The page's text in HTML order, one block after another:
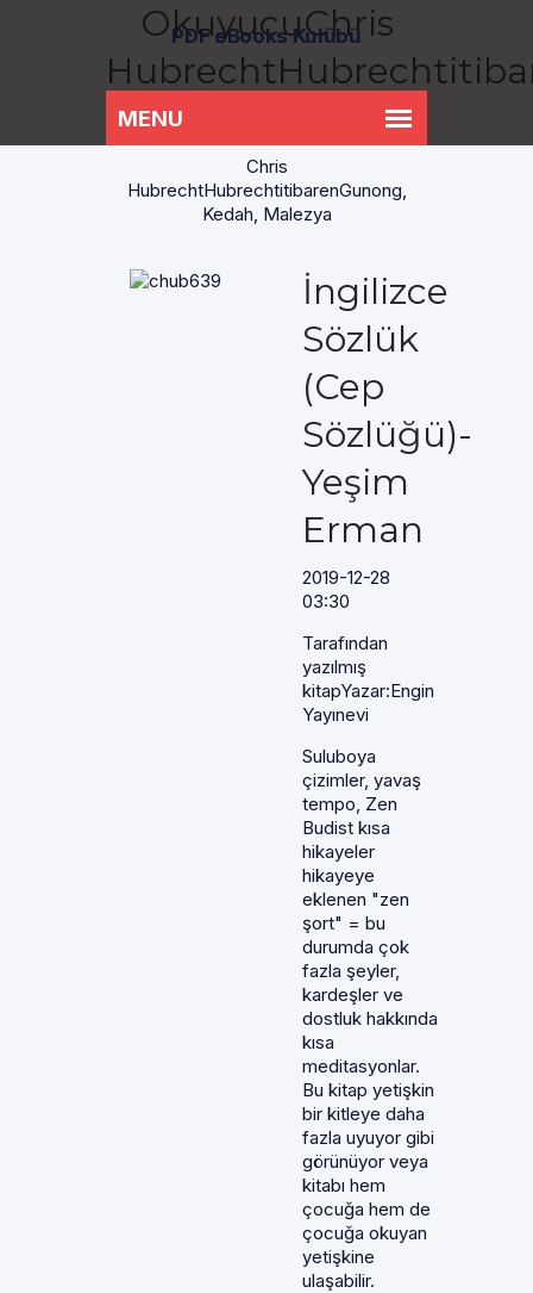
PDF eBooks Kulübü
OkuyucuChris
Kedah, Malezya
Chris
HubrechtHubrechtitibarenGunong,
Kedah, Malezya
İngilizce
Sözlük
(Cep
Sözlüğü)-
Yeşim
Erman
2019-12-28
03:30
Tarafından
yazılmış
kitapYazar:Engin
Yayınevi
Suluboya
çizimler, yavaş
tempo, Zen
Budist kısa
hikayeler
hikayeye
eklenen "zen
şort" = bu
durumda çok
fazla şeyler,
kardeşler ve
dostluk hakkında
kısa
meditasyonlar.
Bu kitap yetişkin
bir kitleye daha
fazla uyuyor gibi
görünüyor veya
kitabı hem
çocuğa hem de
çocuğa okuyan
yetişkine
ulaşabilir.